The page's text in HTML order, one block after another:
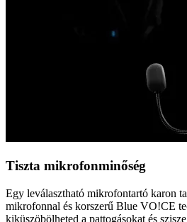
Tiszta mikrofonminőség
Egy leválasztható mikrofontartó karon
mikrofonnal és korszerű Blue VO!CE
kiküszöbölheted a pattogásokat és